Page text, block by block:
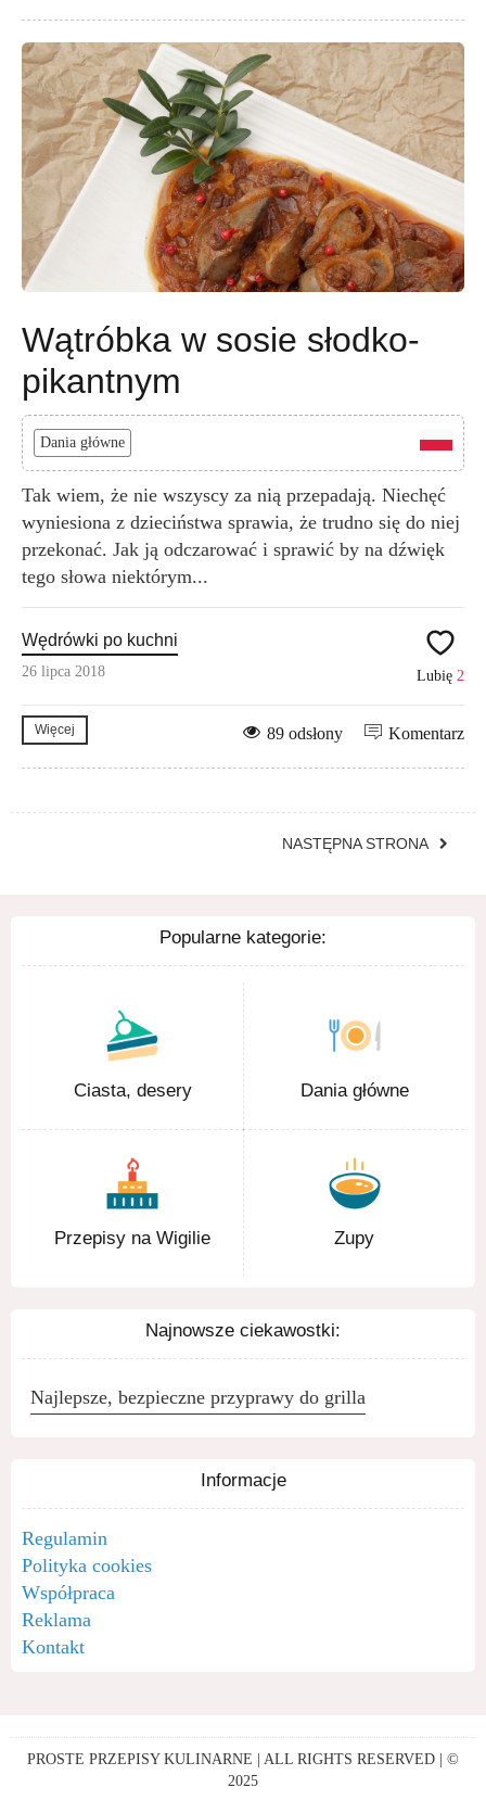
Wątróbka w sosie słodko-
pikantnym
Dania główne
Tak wiem, że nie wszyscy za nią przepadają. Niechęć
wyniesiona z dzieciństwa sprawia, że trudno się do niej
przekonać. Jak ją odczarować i sprawić by na dźwięk
tego słowa niektórym...
Wędrówki po kuchni
26 lipca 2018 Lubię 2
Więcej Komentarz
89 odsłony
NASTĘPNA STRONA
Popularne kategorie:
Ciasta, desery Dania główne
Przepisy na Wigilie Zupy
Najnowsze ciekawostki:
Najlepsze, bezpieczne przyprawy do grilla
Informacje
Regulamin
Polityka cookies
Współpraca
Reklama
Kontakt
PROSTE PRZEPISY KULINARNE | ALL RIGHTS RESERVED | ©
2025